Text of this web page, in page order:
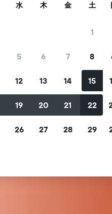
水 木 金 土
1
5 6 7 8
12 13 14 15
19 20 21 22
26 27 28 29